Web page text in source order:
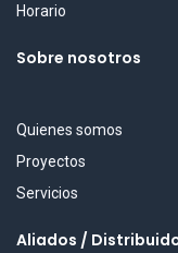
Horario
Sobre nosotros
Quienes somos
Proyectos
Servicios
Aliados /